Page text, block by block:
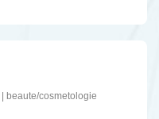
| beaute/cosmetologie